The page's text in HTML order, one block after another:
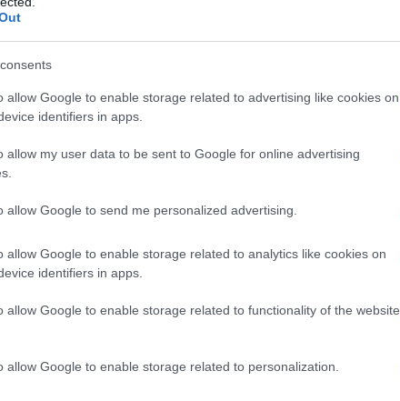
allow Google to enable storage related to advertising like cookies on
identifiers in apps.
allow my user data to be sent to Google for online advertising
allow Google to send me personalized advertising.
allow Google to enable storage related to analytics like cookies on
identifiers in apps.
allow Google to enable storage related to functionality of the website
allow Google to enable storage related to personalization.
italiana que destaca por sus sabores frescos
aperitivo, es perfecto para cualquier
en rebanadas y tuéstalas ligeramente
pica los tomates cherry y mézclalos con la
sal y pimienta al gusto. Una vez que las
sobre ellas y ¡listo! Este es un entrante
conquistará los paladares de todos tus